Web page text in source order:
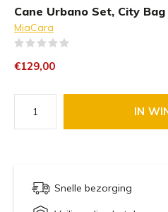
Cane Urbano Set, City
MiaCara
€129,00
IN
Snelle bezorging